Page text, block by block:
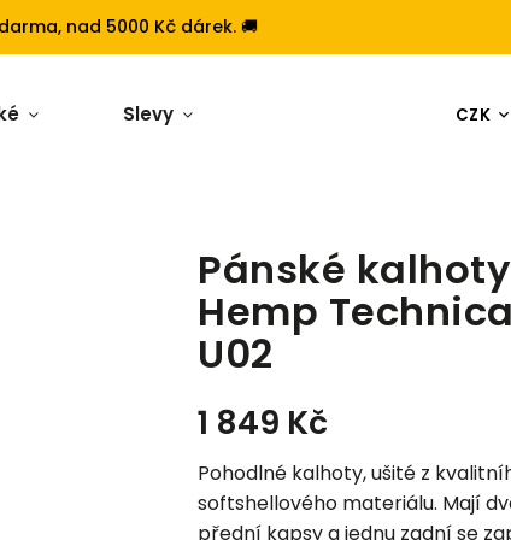
nad 5000 Kč dárek. 🚚
CZK
Slevy
Pánské kalhoty
Hemp
U02
1 849 Kč
Pohodlné kalhoty, ušité z
softshellového materiálu. Mají
přední kapsy a jednu zadní se